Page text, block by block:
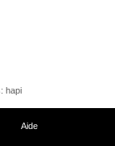
hapi
Aide